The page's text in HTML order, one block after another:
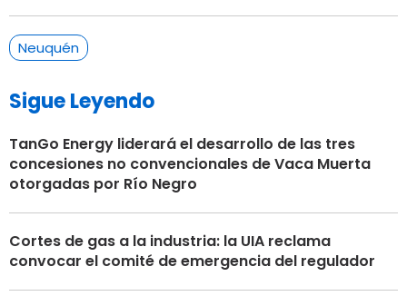
Neuquén
Sigue Leyendo
TanGo Energy liderará el desarrollo de las tres
concesiones no convencionales de Vaca Muerta
otorgadas por Río Negro
Cortes de gas a la industria: la UIA reclama
convocar el comité de emergencia del regulador